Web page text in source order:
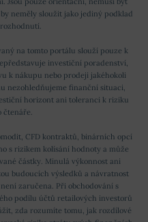
neměly sloužit jako jediný podklad
na tomto portálu slouží pouze k
investiční poradenství,
k nákupu nebo prodeji jakéhokoli
nezohledňujeme finanční situaci,
horizont ani toleranci k riziku
čtenáře.
CFD kontraktů, binárních opcí
s rizikem kolísání hodnoty a může
částky. Minulá výkonnost ani
budoucích výsledků a návratnost
zaručena. Při obchodování s
podílu účtů retailových investorů
zda rozumíte tomu, jak rozdílové